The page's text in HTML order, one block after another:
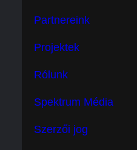
Partnereink
Projektek
Rólunk
Spektrum Média
Szerzői jog